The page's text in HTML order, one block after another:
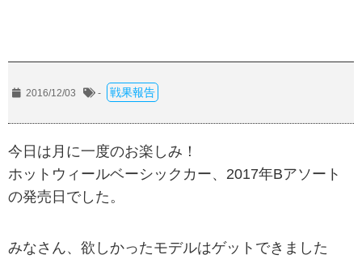
2016/12/03 - 戦果報告
今日は月に一度のお楽しみ！
ホットウィールベーシックカー、2017年Bアソート
の発売日でした。
みなさん、欲しかったモデルはゲットできました